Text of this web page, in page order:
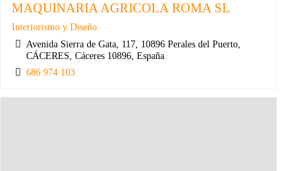
MAQUINARIA AGRICOLA ROMA SL
Interiorismo y Diseño
Avenida Sierra de Gata, 117, 10896 Perales del Puerto,
CÁCERES, Cáceres 10896, España
686 974 103